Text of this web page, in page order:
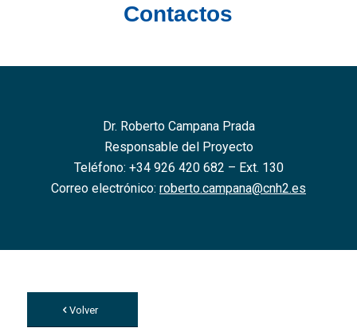
Contactos
Dr. Roberto Campana Prada
Responsable del Proyecto
Teléfono: +34 926 420 682 – Ext. 130
Correo electrónico: roberto.campana@cnh2.es
Volver